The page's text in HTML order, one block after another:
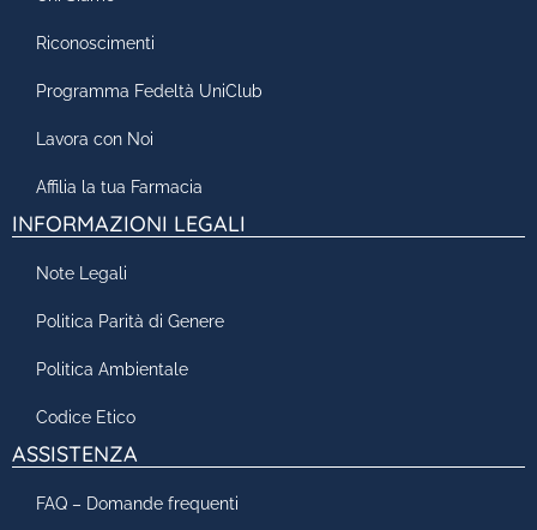
Riconoscimenti
Programma Fedeltà UniClub
Lavora con Noi
Affilia la tua Farmacia
INFORMAZIONI LEGALI
Note Legali
Politica Parità di Genere
Politica Ambientale
Codice Etico
ASSISTENZA
FAQ – Domande frequenti